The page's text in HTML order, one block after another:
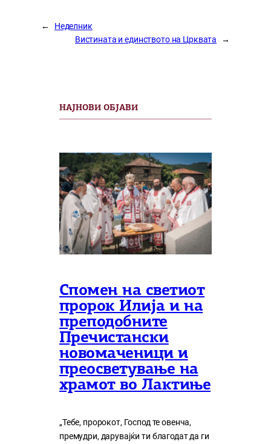
←
Неделник
Вистината и единството на Црквата
→
НАЈНОВИ ОБЈАВИ
Спомен на светиот
пророк Илија и на
преподобните
Пречистански
новомаченици и
преосветување на
храмот во Лактиње
„Тебе, пророкот, Господ те овенча,
премудри, дарувајќи ти благодат да ги